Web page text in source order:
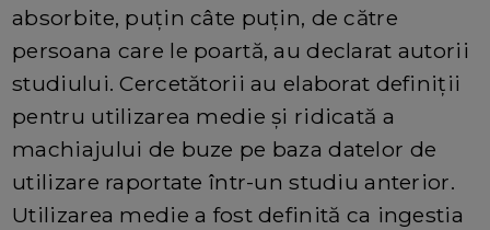
absorbite, puțin câte puțin, de către
persoana care le poartă, au declarat autorii
studiului. Cercetătorii au elaborat definiții
pentru utilizarea medie și ridicată a
machiajului de buze pe baza datelor de
utilizare raportate într-un studiu anterior.
Utilizarea medie a fost definită ca ingestia